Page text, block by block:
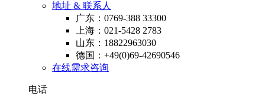
地址 & 联系人
广东：0769-388 33300
上海：021-5428 2783
山东：18822963030
德国：+49(0)69-42690546
在线需求咨询
电话